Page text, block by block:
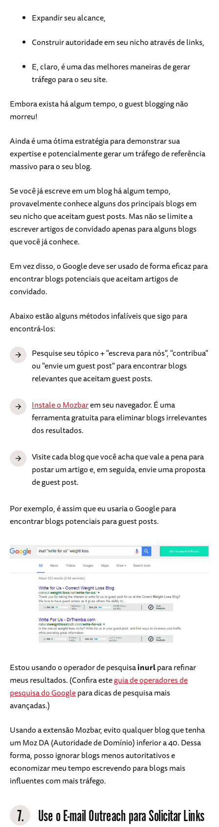
Expandir seu alcance,
Construir autoridade em seu nicho através de links,
E, claro, é uma das melhores maneiras de gerar
tráfego para o seu site.
Embora exista há algum tempo, o guest blogging não
morreu!
Ainda é uma ótima estratégia para demonstrar sua
expertise e potencialmente gerar um tráfego de referência
massivo para o seu blog.
Se você já escreve em um blog há algum tempo,
provavelmente conhece alguns dos principais blogs em
seu nicho que aceitam guest posts. Mas não se limite a
escrever artigos de convidado apenas para alguns blogs
que você já conhece.
Em vez disso, o Google deve ser usado de forma eficaz para
encontrar blogs potenciais que aceitam artigos de
convidado.
Abaixo estão alguns métodos infalíveis que sigo para
encontrá-los:
Pesquise seu tópico + "escreva para nós", "contribua"
ou "envie um guest post" para encontrar blogs
relevantes que aceitam guest posts.
Instale o Mozbarem seu navegador. É uma
ferramenta gratuita para eliminar blogs irrelevantes
dos resultados.
Visite cada blog que você acha que vale a pena para
postar um artigo e, em seguida, envie uma proposta
de guest post.
Por exemplo, é assim que eu usaria o Google para
encontrar blogs potenciais para guest posts.
Estou usando o operador de pesquisainurlpara refinar
meus resultados. (Confira esteguia de operadores de
pesquisa do Googlepara dicas de pesquisa mais
avançadas.)
Usando a extensão Mozbar, evito qualquer blog que tenha
um Moz DA (Autoridade de Domínio) inferior a 40. Dessa
forma, posso ignorar blogs menos autoritativos e
economizar meu tempo escrevendo para blogs mais
influentes com mais tráfego.
7. Use o E-mail Outreach para Solicitar Links